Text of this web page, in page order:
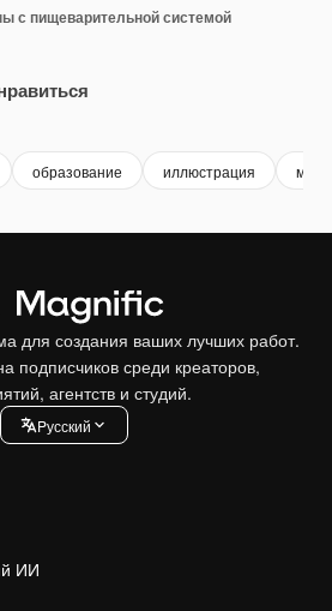
с пищеварительной системой
образование иллюстрация
для создания ваших лучших работ.
подписчиков среди креаторов,
агентств и студий.
Pусский
ИИ